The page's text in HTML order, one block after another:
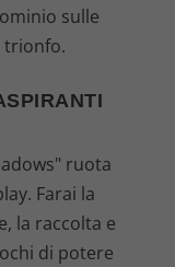
sulle
trionfo.
ruota
Farai la
la raccolta e
di potere